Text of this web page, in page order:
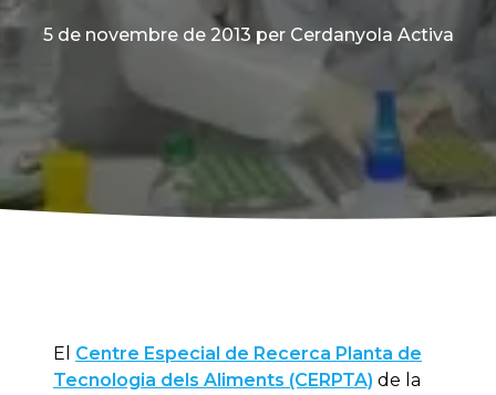
5 de novembre de 2013 per Cerdanyola Activa
El Centre Especial de Recerca Planta de
Tecnologia dels Aliments (CERPTA) de la